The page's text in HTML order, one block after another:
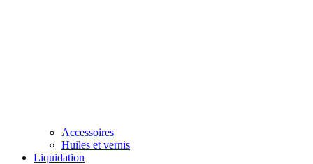
Accessoires
Huiles et vernis
Liquidation